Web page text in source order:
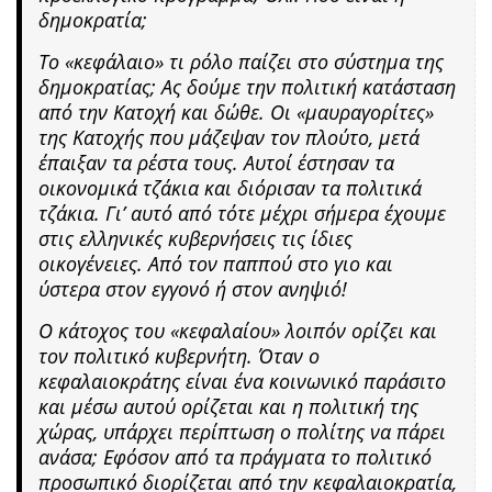
δημοκρατία;
Το «κεφάλαιο» τι ρόλο παίζει στο σύστημα της
δημοκρατίας; Ας δούμε την πολιτική κατάσταση
από την Κατοχή και δώθε. Οι «μαυραγορίτες»
της Κατοχής που μάζεψαν τον πλούτο, μετά
έπαιξαν τα ρέστα τους. Αυτοί έστησαν τα
οικονομικά τζάκια και διόρισαν τα πολιτικά
τζάκια. Γι’ αυτό από τότε μέχρι σήμερα έχουμε
στις ελληνικές κυβερνήσεις τις ίδιες
οικογένειες. Από τον παππού στο γιο και
ύστερα στον εγγονό ή στον ανηψιό!
Ο κάτοχος του «κεφαλαίου» λοιπόν ορίζει και
τον πολιτικό κυβερνήτη. Όταν ο
κεφαλαιοκράτης είναι ένα κοινωνικό παράσιτο
και μέσω αυτού ορίζεται και η πολιτική της
χώρας, υπάρχει περίπτωση ο πολίτης να πάρει
ανάσα; Εφόσον από τα πράγματα το πολιτικό
προσωπικό διορίζεται από την κεφαλαιοκρατία,